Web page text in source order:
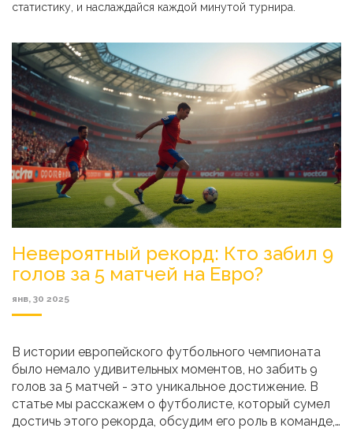
статистику, и наслаждайся каждой минутой турнира.
Невероятный рекорд: Кто забил 9
голов за 5 матчей на Евро?
янв, 30 2025
В истории европейского футбольного чемпионата
было немало удивительных моментов, но забить 9
голов за 5 матчей - это уникальное достижение. В
статье мы расскажем о футболисте, который сумел
достичь этого рекорда, обсудим его роль в команде,